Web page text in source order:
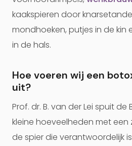
kaakspieren door
mondhoeken, putjes in de kin
in de hals.
Hoe voeren wij een
uit?
Prof. dr. B. van der Lei spuit de
kleine hoeveelheden met een
de spier die verantwoordelijk